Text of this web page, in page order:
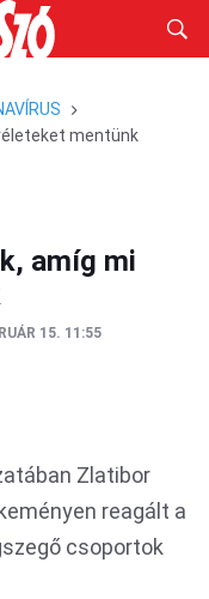
mentünk
amíg mi
15. 11:55
Zlatibor
reagált a
csoportok